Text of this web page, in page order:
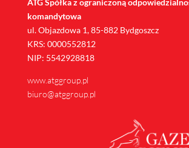
ATG Spółka z ograniczoną
komandytowa
ul. Objazdowa 1, 85-882 Bydgoszcz
KRS: 0000552812
NIP: 5542928818
www.atggroup.pl
biuro@atggroup.pl